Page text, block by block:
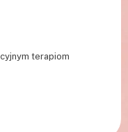
terapiom